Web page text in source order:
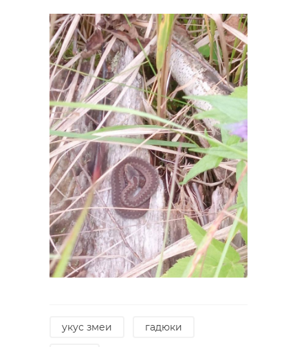
укус змеи гадюки
Коллектив ЛОТ
удостоили
благодарности за
профессиона ...
04 марта 2022, 11:03
Сергей
Перминов:
Европа
продолжает
...
23 июля, 16:45